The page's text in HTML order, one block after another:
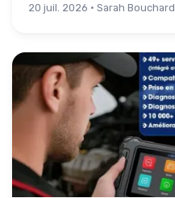
20 juil. 2026 · Sarah Bouchard